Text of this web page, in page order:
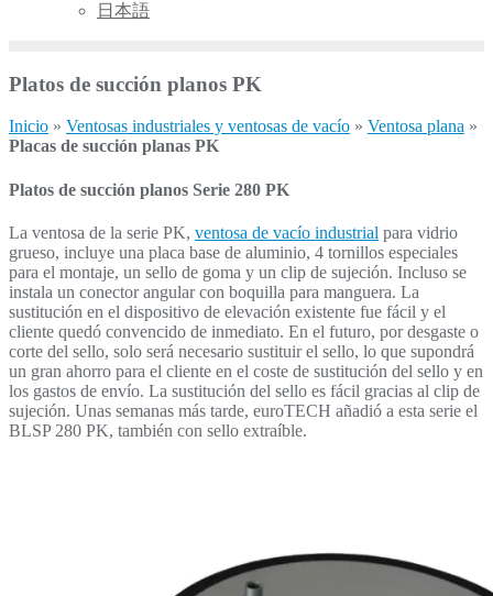
日本語
Platos de succión planos PK
Inicio » Ventosas industriales y ventosas de vacío » Ventosa plana »
Placas de succión planas PK
Platos de succión planos Serie 280 PK
La ventosa de la serie PK, ventosa de vacío industrial para vidrio
grueso, incluye una placa base de aluminio, 4 tornillos especiales
para el montaje, un sello de goma y un clip de sujeción. Incluso se
instala un conector angular con boquilla para manguera. La
sustitución en el dispositivo de elevación existente fue fácil y el
cliente quedó convencido de inmediato. En el futuro, por desgaste o
corte del sello, solo será necesario sustituir el sello, lo que supondrá
un gran ahorro para el cliente en el coste de sustitución del sello y en
los gastos de envío. La sustitución del sello es fácil gracias al clip de
sujeción. Unas semanas más tarde, euroTECH añadió a esta serie el
BLSP 280 PK, también con sello extraíble.